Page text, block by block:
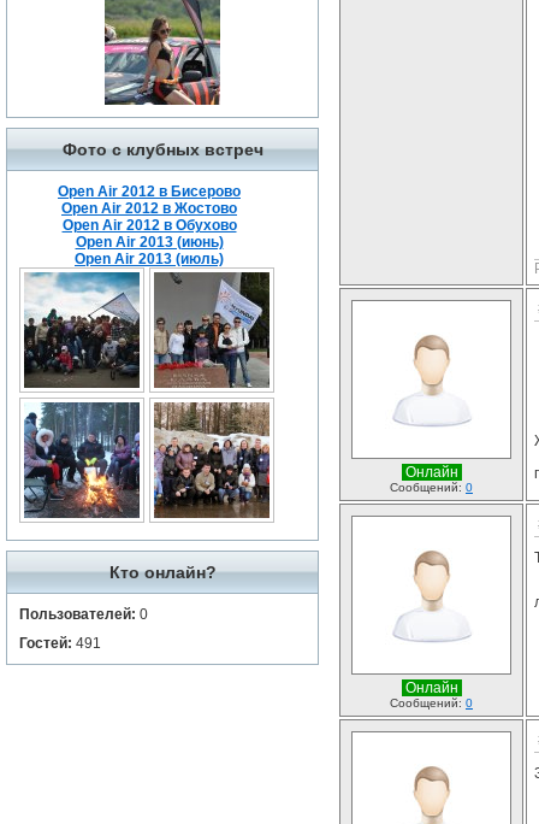
Фото с клубных встреч
Open Air 2012 в Бисерово
Open Air 2012 в Жостово
Open Air 2012 в Обухово
Open Air 2013 (июнь)
Open Air 2013 (июль)
Кто онлайн?
Пользователей: 0
Гостей: 491
Онлайн
Сообщений: 0
Онлайн
Сообщений: 0